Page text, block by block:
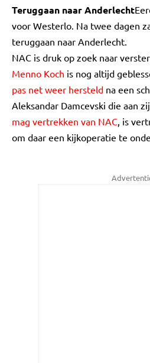
Teruggaan naar Anderlecht
voor Westerlo. Na twee dagen
teruggaan naar Anderlecht.
NAC is druk op zoek naar
Menno Koch is nog altijd
pas net weer hersteld na een
Aleksandar Damcevski die aan
mag vertrekken van NAC, is
om daar een kijkoperatie te